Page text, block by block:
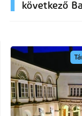
következő